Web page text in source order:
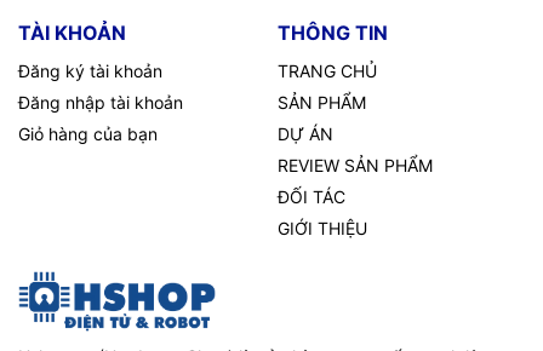
TÀI KHOẢN
Đăng ký tài khoản
Đăng nhập tài khoản
Giỏ hàng của bạn
THÔNG TIN
TRANG CHỦ
SẢN PHẨM
DỰ ÁN
REVIEW SẢN PHẨM
ĐỐI TÁC
GIỚI THIỆU